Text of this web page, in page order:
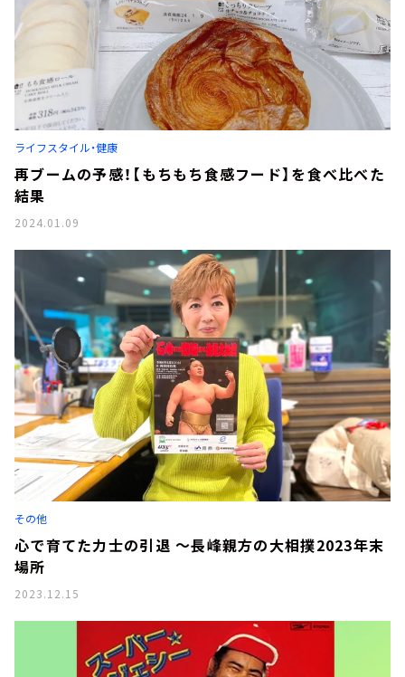
ライフスタイル・健康
再ブームの予感！【もちもち食感フード】を食べ比べた
結果
2024.01.09
その他
心で育てた力士の引退 ～長峰親方の大相撲2023年末
場所
2023.12.15